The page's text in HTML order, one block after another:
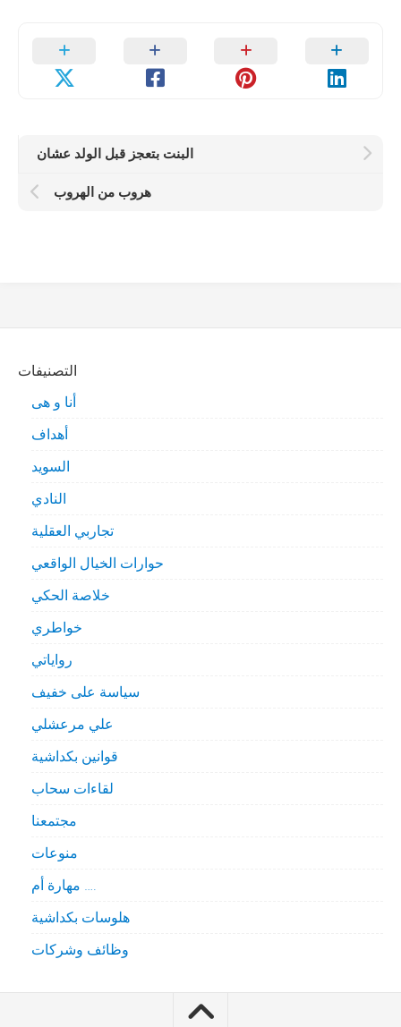
البنت بتعجز قبل الولد عشان
هروب من الهروب
التصنيفات
أنا و هى
أهداف
السويد
النادي
تجاربي العقلية
حوارات الخيال الواقعي
خلاصة الحكي
خواطري
رواياتي
سياسة على خفيف
علي مرعشلي
قوانين بكداشية
لقاءات سحاب
مجتمعنا
منوعات
مهارة أم ….
هلوسات بكداشية
وظائف وشركات